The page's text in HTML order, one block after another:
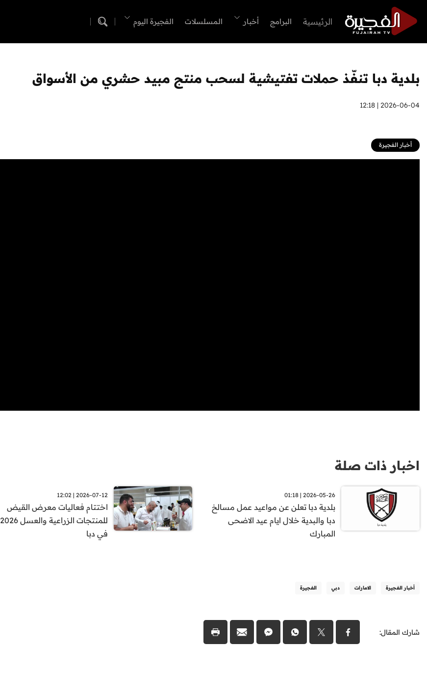
الرئيسية البرامج أخبار المسلسلات الفجيرة اليوم
بلدية دبا تنفّذ حملات تفتيشية لسحب منتج مبيد حشري من الأسواق
2026-06-04 | 12:18
أخبار الفجيرة
اخبار ذات صلة
2026-05-26 | 01:18
بلدية دبا تعلن عن مواعيد عمل مسالخ
دبا والبدية خلال ايام عيد الاضحى
المبارك
2026-07-12 | 12:02
اختتام فعاليات معرض القيض
للمنتجات الزراعية والعسل 2026
في دبا
أخبار الفجيرة الامارات دبي الفجيرة
شارك المقال: